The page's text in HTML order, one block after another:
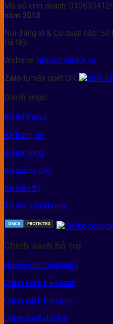
Mã số kinh doanh:
năm 2013
Nơi đăng kí & Cơ quan cấp:
Hà Nội
Website: https://3arack.vn
Zalo tư vấn quét QR:
Danh mục
Kệ để Pallet
Kệ trung tải
Kệ đa năng
Kệ quảng cáo
Kệ siêu thị
Tủ sắt văn phòng
Chính sách hỗ trợ
Hướng dẫn mua hàng
Chính sách bảo hành
Chính sách bảo mật
Chính sách đổi trả